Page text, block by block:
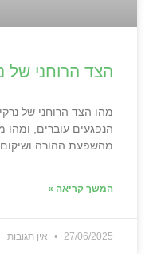
הצד הרוחני של
מהו הצד הרוחני של
הנפגעים עוברים,
מהשפעת ההורה ושיקום
המשך קריאה »
27/06/2025 אין תגובות